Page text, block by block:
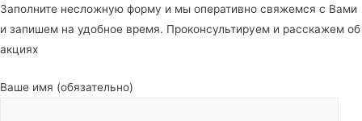
Заполните несложную форму и мы оперативно свяжемся с Вами
и запишем на удобное время. Проконсультируем и расскажем об
акциях
Ваше имя (обязательно)